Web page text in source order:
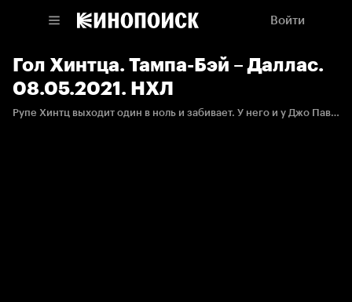
Войти
Гол Хинтца. Тампа-Бэй – Даллас.
08.05.2021. НХЛ
Рупе Хинтц выходит один в ноль и забивает. У него и у Джо Павелски третьи баллы в матче.